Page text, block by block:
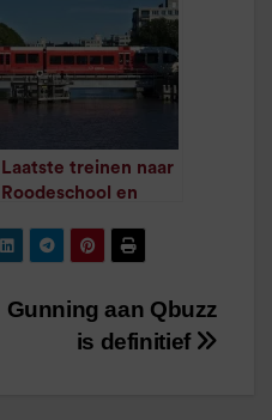
Laatste treinen naar
Roodeschool en
weer later
/ 1minuut leestijd
Gunning aan Qbuzz
is definitief